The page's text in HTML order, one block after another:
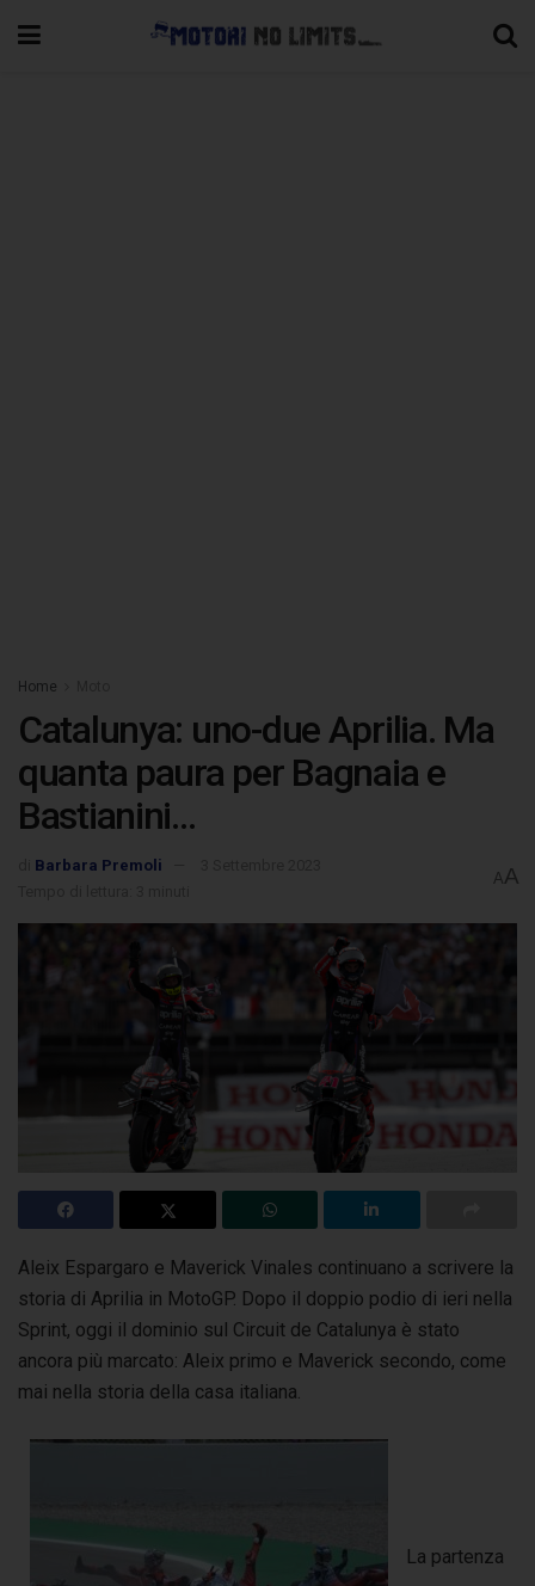
Home
Catalunya: uno-due Aprilia. Ma
quanta paura per Bagnaia e
Bastianini…
Barbara Premoli
AA
Aleix Espargaro e Maverick Vinales continuano a scrivere la
storia di Aprilia in MotoGP. Dopo il doppio podio di ieri nella
Sprint, oggi il dominio sul Circuit de Catalunya è stato
ancora più marcato: Aleix primo e Maverick secondo, come
mai nella storia della casa italiana.
La partenza